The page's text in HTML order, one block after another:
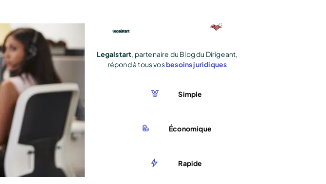
Legalstart, partenaire du Blog du Dirigeant,
répond à tous vosbesoins juridiques
Simple
Économique
Rapide